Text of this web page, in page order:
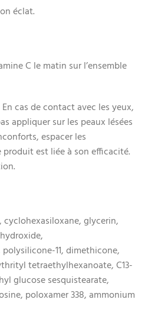
éclat.
C le matin sur l’ensemble
cas de contact avec les yeux,
appliquer sur les peaux lésées
espacer les
produit est liée à son efficacité.
glycerin,
11, dimethicone,
tetraethylhexanoate, C13-
glucose sesquistearate,
poloxamer 338, ammonium